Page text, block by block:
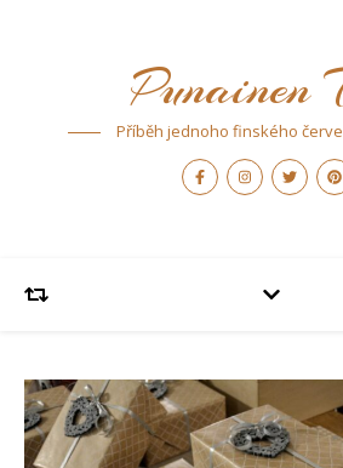
Punainen
Příběh jednoho finského